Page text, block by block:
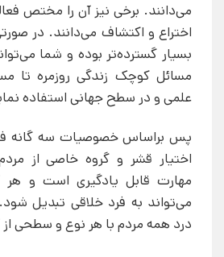
می‌دانند. برخی نیز آن را مختص
اختراع و اکتشاف می‌دانند. در
بسیار گسترده‌تر بوده و شما
مسائل کوچک زندگی روزمره تا
علمی و در سطح جهانی استفاده
پس براساس خصوصیات سه گانه
اختیار قشر و گروه خاصی از
مهارت قابل یادگیری است و هر
می‌تواند به فرد خلاقی تبدیل
درد همه مردم با هر نوع و سطحی از